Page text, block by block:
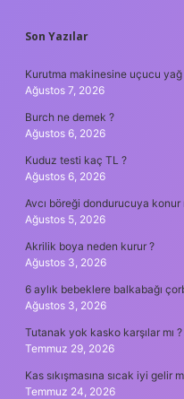
SIDEBAR
Son Yazılar
Kurutma makinesine uçucu
Ağustos 7, 2026
Burch ne demek ?
Ağustos 6, 2026
Kuduz testi kaç TL ?
Ağustos 6, 2026
Avcı böreği dondurucuya konur
Ağustos 5, 2026
Akrilik boya neden kurur ?
Ağustos 3, 2026
6 aylık bebeklere balkabağı
Ağustos 3, 2026
Tutanak yok kasko karşılar mı ?
Temmuz 29, 2026
Kas sıkışmasına sıcak iyi gelir
Temmuz 24, 2026